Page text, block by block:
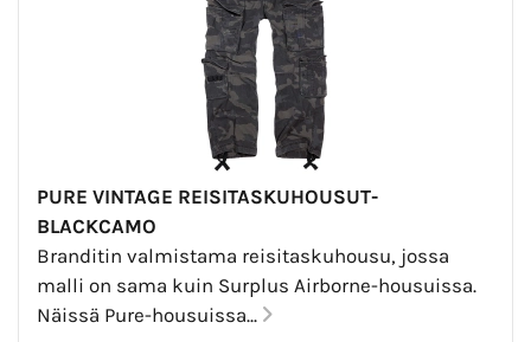
PURE VINTAGE REISITASKUHOUSUT-
BLACKCAMO
Branditin valmistama reisitaskuhousu, jossa
malli on sama kuin Surplus Airborne-housuissa.
Näissä Pure-housuissa...